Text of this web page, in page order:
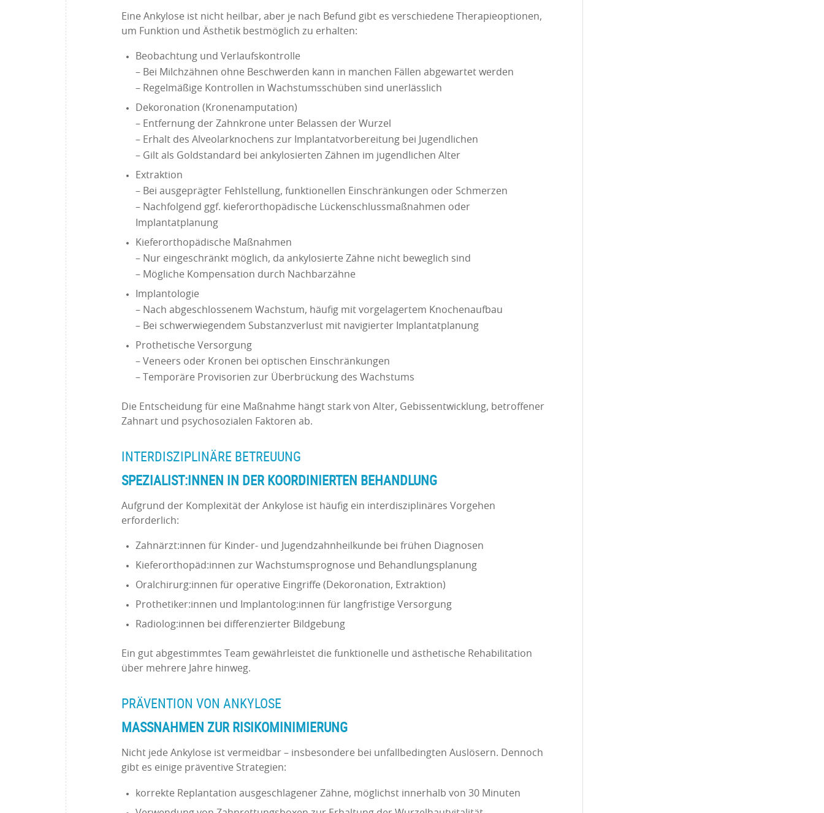
Eine Ankylose ist nicht heilbar, aber je nach Befund gibt es verschiedene Therapieoptionen,
um Funktion und Ästhetik bestmöglich zu erhalten:
Beobachtung und Verlaufskontrolle
– Bei Milchzähnen ohne Beschwerden kann in manchen Fällen abgewartet werden
– Regelmäßige Kontrollen in Wachstumsschüben sind unerlässlich
Dekoronation (Kronenamputation)
– Entfernung der Zahnkrone unter Belassen der Wurzel
– Erhalt des Alveolarknochens zur Implantatvorbereitung bei Jugendlichen
– Gilt als Goldstandard bei ankylosierten Zähnen im jugendlichen Alter
Extraktion
– Bei ausgeprägter Fehlstellung, funktionellen Einschränkungen oder Schmerzen
– Nachfolgend ggf. kieferorthopädische Lückenschlussmaßnahmen oder
Implantatplanung
Kieferorthopädische Maßnahmen
– Nur eingeschränkt möglich, da ankylosierte Zähne nicht beweglich sind
– Mögliche Kompensation durch Nachbarzähne
Implantologie
– Nach abgeschlossenem Wachstum, häufig mit vorgelagertem Knochenaufbau
– Bei schwerwiegendem Substanzverlust mit navigierter Implantatplanung
Prothetische Versorgung
– Veneers oder Kronen bei optischen Einschränkungen
– Temporäre Provisorien zur Überbrückung des Wachstums
Die Entscheidung für eine Maßnahme hängt stark von Alter, Gebissentwicklung, betroffener
Zahnart und psychosozialen Faktoren ab.
INTERDISZIPLINÄRE BETREUUNG
SPEZIALIST:INNEN IN DER KOORDINIERTEN BEHANDLUNG
Aufgrund der Komplexität der Ankylose ist häufig ein interdisziplinäres Vorgehen
erforderlich:
Zahnärzt:innen für Kinder- und Jugendzahnheilkunde bei frühen Diagnosen
Kieferorthopäd:innen zur Wachstumsprognose und Behandlungsplanung
Oralchirurg:innen für operative Eingriffe (Dekoronation, Extraktion)
Prothetiker:innen und Implantolog:innen für langfristige Versorgung
Radiolog:innen bei differenzierter Bildgebung
Ein gut abgestimmtes Team gewährleistet die funktionelle und ästhetische Rehabilitation
über mehrere Jahre hinweg.
PRÄVENTION VON ANKYLOSE
MASSNAHMEN ZUR RISIKOMINIMIERUNG
Nicht jede Ankylose ist vermeidbar – insbesondere bei unfallbedingten Auslösern. Dennoch
gibt es einige präventive Strategien:
korrekte Replantation ausgeschlagener Zähne, möglichst innerhalb von 30 Minuten